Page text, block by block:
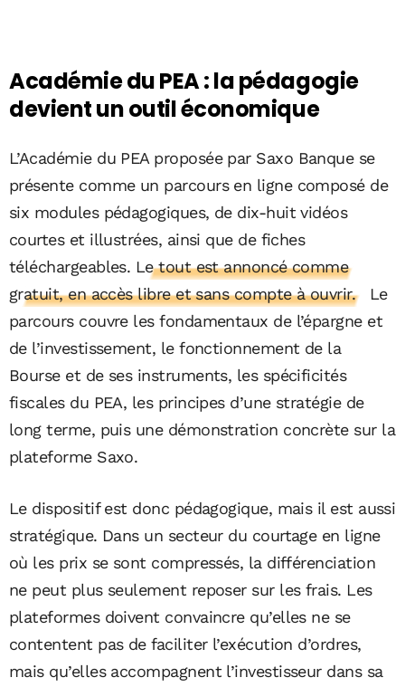
Académie du PEA : la pédagogie
devient un outil économique
L’Académie du PEA proposée par Saxo Banque se
présente comme un parcours en ligne composé de
six modules pédagogiques, de dix-huit vidéos
courtes et illustrées, ainsi que de fiches
téléchargeables. Le tout est annoncé comme
gratuit, en accès libre et sans compte à ouvrir.
Le
parcours couvre les fondamentaux de l’épargne et
de l’investissement, le fonctionnement de la
Bourse et de ses instruments, les spécificités
fiscales du PEA, les principes d’une stratégie de
long terme, puis une démonstration concrète sur la
plateforme Saxo.
Le dispositif est donc pédagogique, mais il est aussi
stratégique. Dans un secteur du courtage en ligne
où les prix se sont compressés, la différenciation
ne peut plus seulement reposer sur les frais. Les
plateformes doivent convaincre qu’elles ne se
contentent pas de faciliter l’exécution d’ordres,
mais qu’elles accompagnent l’investisseur dans sa